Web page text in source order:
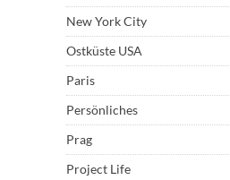
New York City
Ostküste USA
Paris
Persönliches
Prag
Project Life